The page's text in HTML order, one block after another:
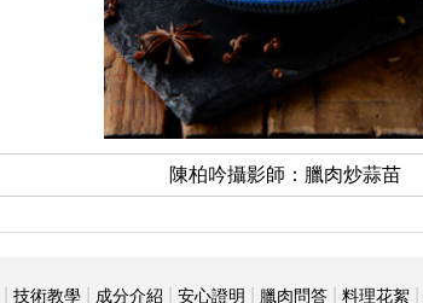
陳柏吟攝影師：臘肉炒蒜苗
技術教學 成分介紹 安心證明 臘肉問答 料理花絮